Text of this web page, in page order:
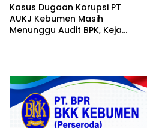
Kasus Dugaan Korupsi PT
AUKJ Kebumen Masih
Menunggu Audit BPK, Kejari